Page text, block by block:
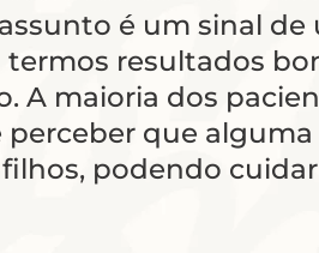
é um sinal de
termos resultados
A maioria dos
que alguma
podendo